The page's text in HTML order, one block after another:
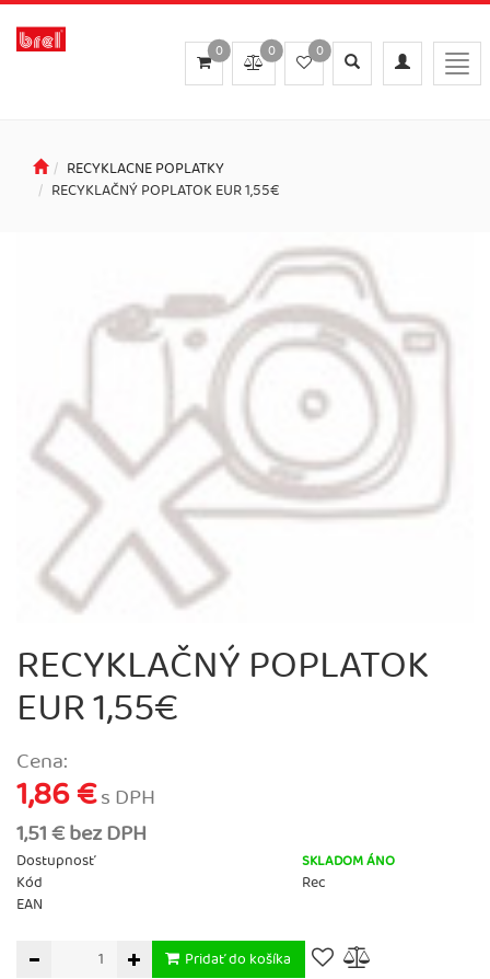
Toggle
navigation
Toggle
search
0
0
0
RECYKLACNE POPLATKY
RECYKLAČNÝ POPLATOK EUR 1,55€
RECYKLAČNÝ POPLATOK
EUR 1,55€
Cena:
1,86 €s DPH
1,51 € bez DPH
Dostupnosť SKLADOM ÁNO
Kód
Rec
EAN
Pridať do košíka